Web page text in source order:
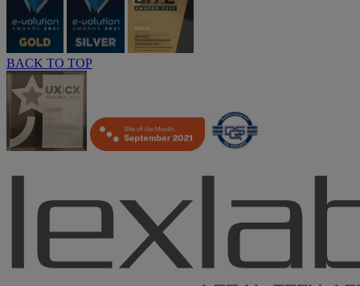
BACK TO TOP